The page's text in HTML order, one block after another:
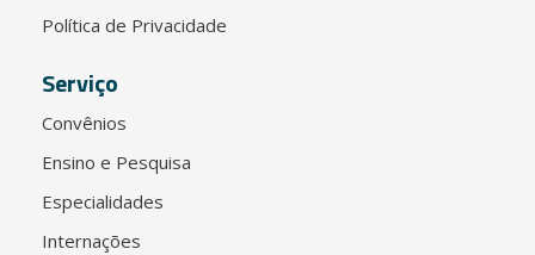
Política de Privacidade
Serviço
Convênios
Ensino e Pesquisa
Especialidades
Internações